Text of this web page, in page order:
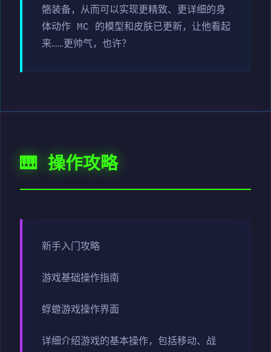
骼装备，从而可以实现更精致、更详细的身
体动作 MC 的模型和皮肤已更新，让他看起
来……更帅气，也许？
🎹 操作攻略
新手入门攻略
游戏基础操作指南
蜉蝣游戏操作界面
详细介绍游戏的基本操作，包括移动、战